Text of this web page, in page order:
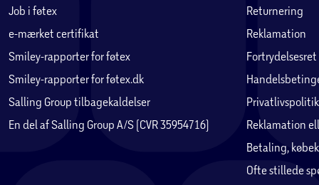
modtage notifikationer bl.a. omkring vedligehold af din cykel.
både App Store og Google Play.
Vær opmærksom på
Det er dit ansvar at få noteret dit stelnummer, hvis cyklen
kranken på cyklen og starter med WBL.
Levering
Du kan bestille din cykel online med levering til døren eller til
Job i føtex
e-mærket certifikat
Smiley-rapporter for føtex
Smiley-rapporter for føtex.dk
Salling Group tilbagekaldelser
En del af Salling Group A/S (CVR 35954716)
Returnering
Reklamation
Fortrydelsesret
Privatlivspolitik
Reklamation
Betaling,
Ofte stillede